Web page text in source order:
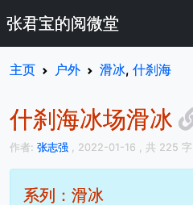
张君宝的阅微堂
主页 户外 滑冰, 什刹海
什刹海冰场滑冰
作者: 张志强 , 2022-01-16 , 共 225 字
系列：滑冰